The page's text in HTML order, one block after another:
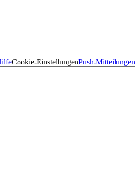
Cookie-EinstellungenPush-Mitteilungen